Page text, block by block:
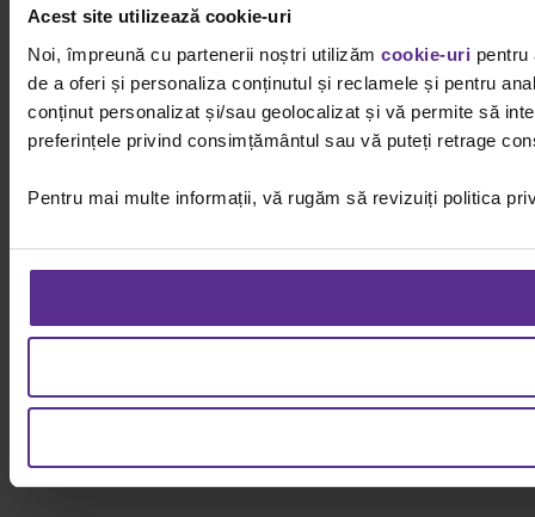
Acest site utilizează cookie-uri
Noi, împreună cu partenerii noștri utilizăm cookie-uri
de a oferi și personaliza conținutul și reclamele și pentru
conținut personalizat și/sau geolocalizat și vă permite să
preferințele privind consimțământul sau vă puteți retrage
Pentru mai multe informații, vă rugăm să revizuiți politica